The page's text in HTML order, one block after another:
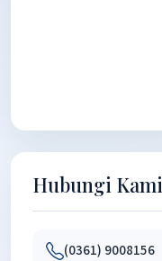
Hubungi Kami
(0361) 9008156